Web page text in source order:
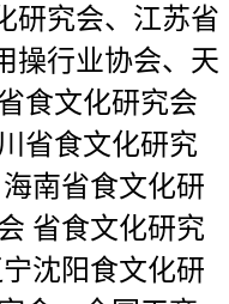
研究会、江苏省
操行业协会、天
食文化研究会
省食文化研究
南省食文化研
省食文化研究
沈阳食文化研